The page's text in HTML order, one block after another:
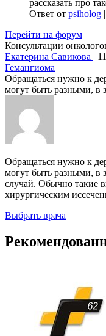
рассказать про
Ответ от psiholog |
Перейти на форум
Консультации
Екатерина Савикова |
Гемангиома
Обращаться нужно к
могут быть разными, в
Обращаться нужно к
могут быть разными, в
случай. Обычно такие
хирургическим
Выбрать врача